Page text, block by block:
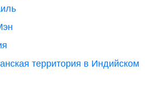
территория в Индийском